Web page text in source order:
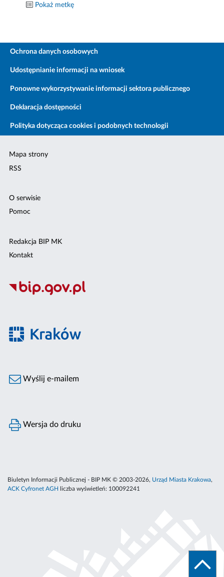
Pokaż metkę
Ochrona danych osobowych
Udostępnianie informacji na wniosek
Ponowne wykorzystywanie informacji sektora publicznego
Deklaracja dostępności
Polityka dotycząca cookies i podobnych technologii
Mapa strony
RSS
O serwisie
Pomoc
Redakcja BIP MK
Kontakt
Wyślij e-mailem
Wersja do druku
Biuletyn Informacji Publicznej - BIP MK © 2003-2026, Urząd Miasta Krakowa,
ACK Cyfronet AGH
liczba wyświetleń: 100092241